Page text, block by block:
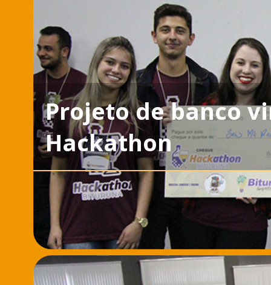
Projeto de banco
Hackathon